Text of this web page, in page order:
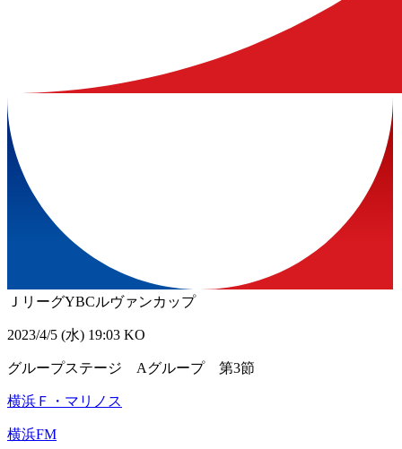
ＪリーグYBCルヴァンカップ
2023/4/5 (水) 19:03 KO
グループステージ Aグループ 第3節
横浜Ｆ・マリノス
横浜FM